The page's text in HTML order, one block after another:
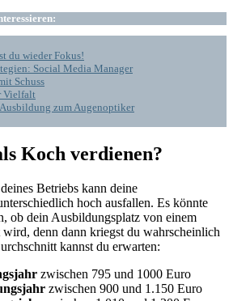
du wieder Fokus!
Social Media Manager
Schuss
Vielfalt
zum Augenoptiker
Koch verdienen?
Betriebs kann deine
hoch ausfallen. Es könnte
ob dein Ausbildungsplatz von einem
wird, denn dann kriegst du wahrscheinlich
kannst du erwarten:
zwischen 795 und 1000 Euro
zwischen 900 und 1.150 Euro